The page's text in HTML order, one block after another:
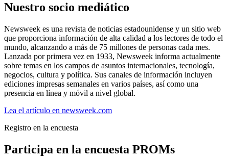
Nuestro socio mediático
Newsweek es una revista de noticias estadounidense y un sitio web
que proporciona información de alta calidad a los lectores de todo el
mundo, alcanzando a más de 75 millones de personas cada mes.
Lanzada por primera vez en 1933, Newsweek informa actualmente
sobre temas en los campos de asuntos internacionales, tecnología,
negocios, cultura y política. Sus canales de información incluyen
ediciones impresas semanales en varios países, así como una
presencia en línea y móvil a nivel global.
Lea el artículo en newsweek.com
Registro en la encuesta
Participa en la encuesta PROMs